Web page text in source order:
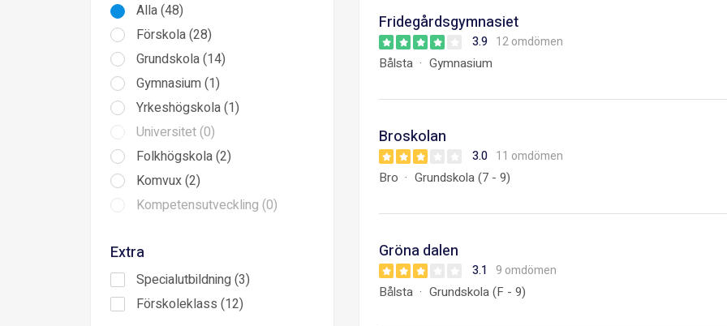
Alla (48)
Förskola (28)
Grundskola (14)
Gymnasium (1)
Yrkeshögskola (1)
Universitet (0)
Folkhögskola (2)
Komvux (2)
Kompetensutveckling (0)
Extra
Specialutbildning (3)
Förskoleklass (12)
Fridegårdsgymnasiet
3.9 12 omdömen
Bålsta Gymnasium
Broskolan
3.0 11 omdömen
Bro Grundskola (7 - 9)
Gröna dalen
3.1 9 omdömen
Bålsta Grundskola (F - 9)